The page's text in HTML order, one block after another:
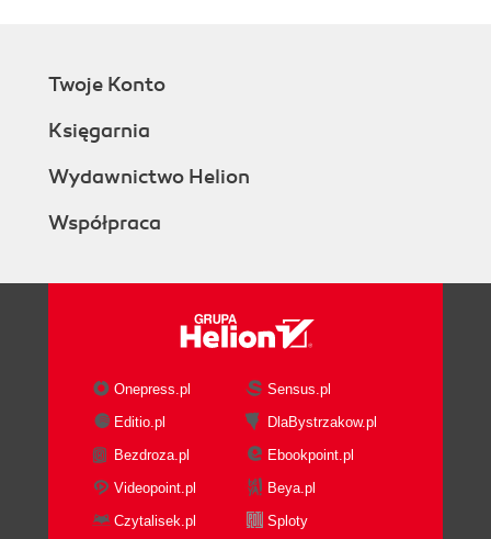
Twoje Konto
Księgarnia
Wydawnictwo Helion
Współpraca
Onepress.pl
Sensus.pl
Editio.pl
DlaBystrzakow.pl
Bezdroza.pl
Ebookpoint.pl
Videopoint.pl
Beya.pl
Czytalisek.pl
Sploty